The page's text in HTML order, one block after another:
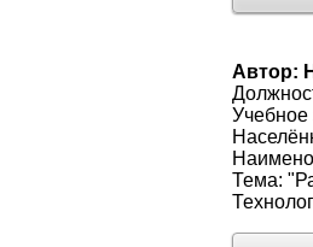
Автор:
Тема: